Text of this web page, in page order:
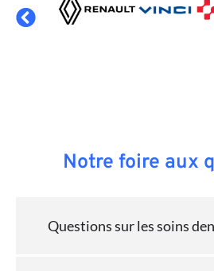
Notre foire aux
Questions sur les soins